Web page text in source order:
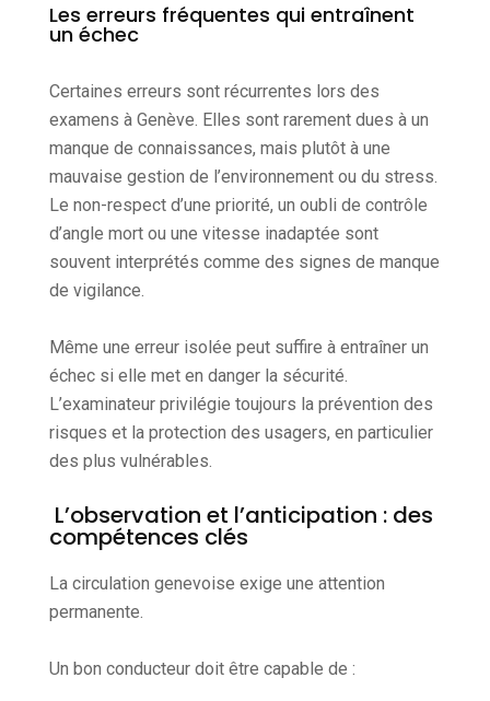
Les erreurs fréquentes qui entraînent
un échec
Certaines erreurs sont récurrentes lors des
examens à Genève. Elles sont rarement dues à un
manque de connaissances, mais plutôt à une
mauvaise gestion de l’environnement ou du stress.
Le non-respect d’une priorité, un oubli de contrôle
d’angle mort ou une vitesse inadaptée sont
souvent interprétés comme des signes de manque
de vigilance.
Même une erreur isolée peut suffire à entraîner un
échec si elle met en danger la sécurité.
L’examinateur privilégie toujours la prévention des
risques et la protection des usagers, en particulier
des plus vulnérables.
L’observation et l’anticipation : des
compétences clés
La circulation genevoise exige une attention
permanente.
Un bon conducteur doit être capable de :